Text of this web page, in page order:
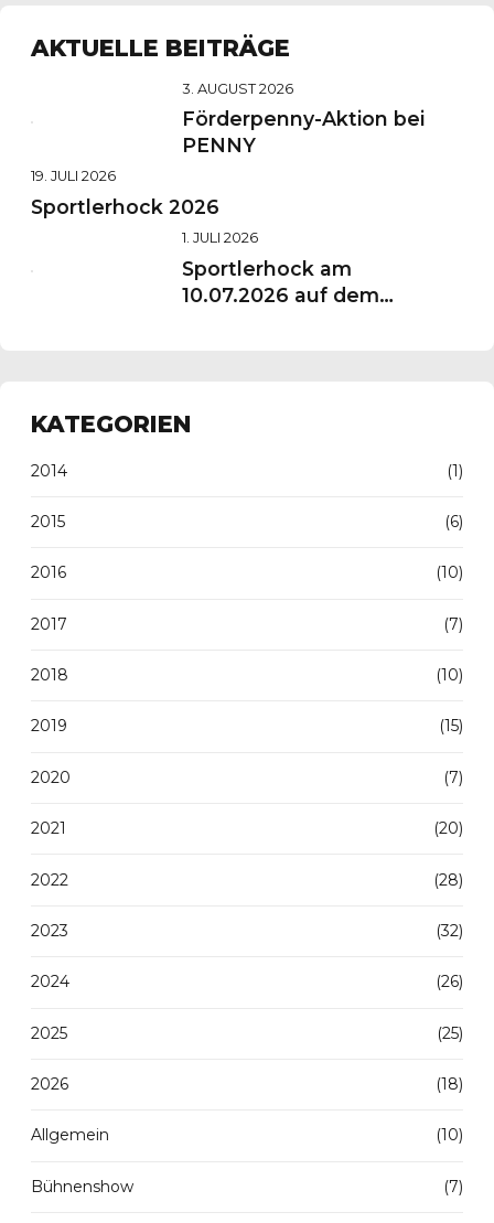
AKTUELLE BEITRÄGE
3. AUGUST 2026
Förderpenny-Aktion bei
PENNY
19. JULI 2026
Sportlerhock 2026
1. JULI 2026
Sportlerhock am
10.07.2026 auf dem
KATEGORIEN
2014 (1)
2015 (6)
2016 (10)
2017 (7)
2018 (10)
2019 (15)
2020 (7)
2021 (20)
2022 (28)
2023 (32)
2024 (26)
2025 (25)
2026 (18)
Allgemein (10)
Bühnenshow (7)